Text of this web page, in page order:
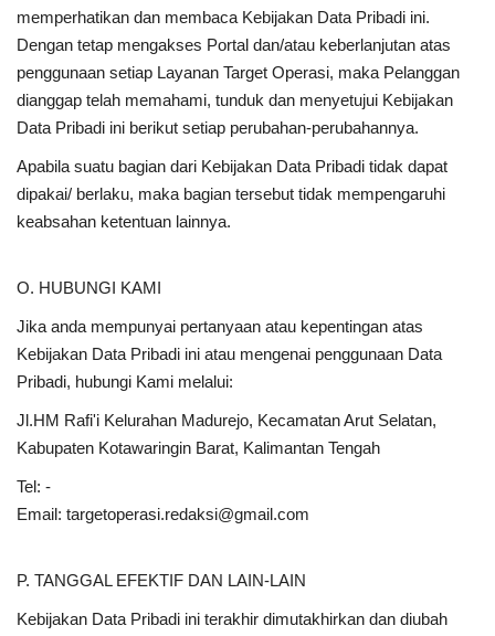
memperhatikan dan membaca Kebijakan Data Pribadi ini.
Dengan tetap mengakses Portal dan/atau keberlanjutan atas
penggunaan setiap Layanan Target Operasi, maka Pelanggan
dianggap telah memahami, tunduk dan menyetujui Kebijakan
Data Pribadi ini berikut setiap perubahan-perubahannya.
Apabila suatu bagian dari Kebijakan Data Pribadi tidak dapat
dipakai/ berlaku, maka bagian tersebut tidak mempengaruhi
keabsahan ketentuan lainnya.
O. HUBUNGI KAMI
Jika anda mempunyai pertanyaan atau kepentingan atas
Kebijakan Data Pribadi ini atau mengenai penggunaan Data
Pribadi, hubungi Kami melalui:
Jl.HM Rafi'i Kelurahan Madurejo, Kecamatan Arut Selatan,
Kabupaten Kotawaringin Barat, Kalimantan Tengah
Tel: -
Email: targetoperasi.redaksi@gmail.com
P. TANGGAL EFEKTIF DAN LAIN-LAIN
Kebijakan Data Pribadi ini terakhir dimutakhirkan dan diubah